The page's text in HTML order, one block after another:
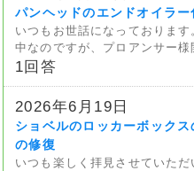
パンヘッドのエンドオイラー
いつもお世話になっておりま
中なのですが、プロアンサー様
1回答
2026年6月19日
ショベルのロッカーボック
の修復
いつも楽しく拝見させていた